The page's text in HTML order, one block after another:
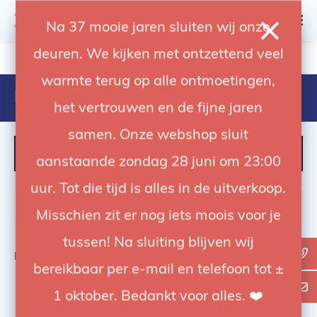
Na 37 mooie jaren sluiten wij onze
deuren. We kijken met ontzettend veel
warmte terug op alle ontmoetingen,
het vertrouwen en de fijne jaren
samen. Onze webshop sluit
aanstaande zondag 28 juni om 23:00
uur. Tot die tijd is alles in de uitverkoop.
Misschien zit er nog iets moois voor je
tussen! Na sluiting blijven wij
bereikbaar per e-mail en telefoon tot ±
1 oktober. Bedankt voor alles. ❤️
4.92 / 5 op trusted shops
Producten getagd met 100d
FILTER